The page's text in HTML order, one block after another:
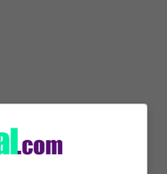
Bologna
nelle ultime ore